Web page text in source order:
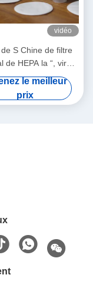
vidéo
S Chine de filtre
de HEPA la “, virus
de BEF 99,99%
le meilleur
prix